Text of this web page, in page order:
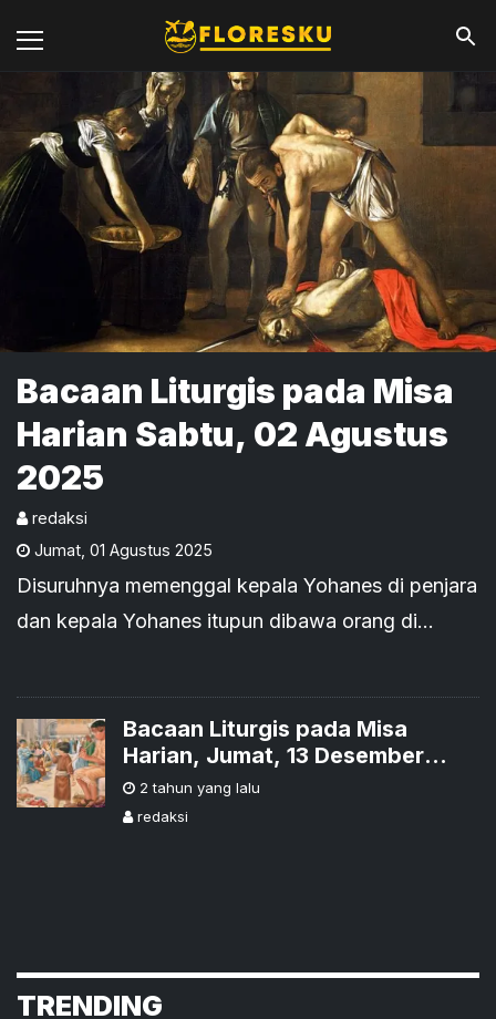
Bacaan Liturgis pada Misa
Harian Sabtu, 02 Agustus
2025
redaksi
Jumat 01 Agustus 2025
Disuruhnya memenggal kepala Yohanes di penjara
dan kepala Yohanes itupun dibawa orang di
ia membawanya kepada ibunya.
Bacaan Liturgis pada Misa
Harian, Jumat, 13 Desember
2024
2 tahun yang lalu
redaksi
TRENDING